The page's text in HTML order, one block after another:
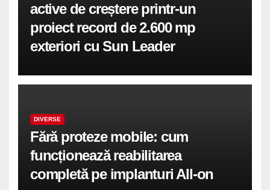
active de creștere printr-un
proiect record de 2.600 mp
exteriori cu Sun Leader
DIVERSE
Fără proteze mobile: cum
funcționează reabilitarea
completă pe implanturi All-on